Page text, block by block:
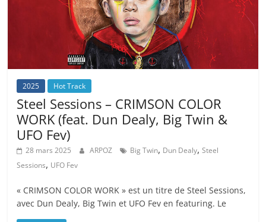
2025 Hot Track
Steel Sessions – CRIMSON COLOR
WORK (feat. Dun Dealy, Big Twin &
UFO Fev)
28 mars 2025 ARPOZ Big Twin, Dun Dealy,Steel
Sessions, UFO Fev
« CRIMSON COLOR WORK » est un titre de Steel Sessions,
avec Dun Dealy, Big Twin et UFO Fev en featuring. Le